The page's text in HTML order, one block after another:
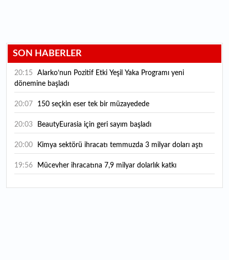
SON HABERLER
20:15
dönemine başladı
20:07 150 seçkin eser tek bir müzayedede
20:03 BeautyEurasia için geri sayım başladı
20:00 Kimya sektörü ihracatı temmuzda 3 milyar doları aştı
19:56 Mücevher ihracatına 7,9 milyar dolarlık katkı
18:21 Güç elektroniğinde küresel oyun kurucu olmayı